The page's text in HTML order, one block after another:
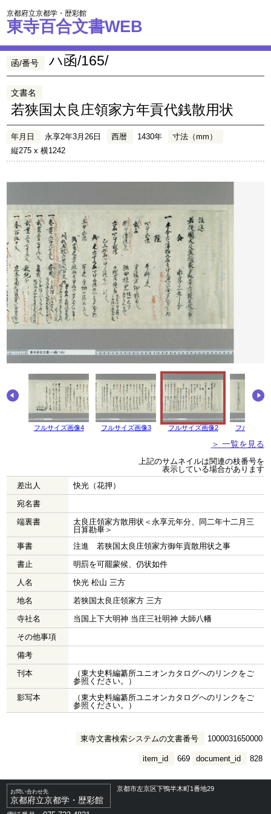
京都府立京都学・歴彩館
東寺百合文書WEB
函/番号 ハ函/165/
文書名
若狭国太良庄領家方年貢代銭散用状
年月日 永享2年3月26日 西暦 1430年
寸法（mm）
縦275 x 横1242
フルサイズ画像4 フルサイズ画像3 フルサイズ画像2 フルサイズ
＞ 一覧を見る
上記のサムネイルは関連の枝番号を
表示している場合があります
差出人
快光（花押）
宛名書
端裏書
太良庄領家方散用状＜永享元年分、同二年十二月三
日算勘畢＞
事書
注進 若狭国太良庄領家方御年貢散用状之事
書止
明罰を可罷蒙候、仍状如件
人名
快光 松山 三方
地名
若狭国太良庄領家方 三方
寺社名
当国上下大明神 当庄三社明神 大師八幡
その他事項
備考
刊本
（東大史料編纂所ユニオンカタログへのリンクをご
参照ください。）
影写本
（東大史料編纂所ユニオンカタログへのリンクをご
参照ください。）
東寺文書検索システムの文書番号 1000031650000
document_id 828
item_id 669
お問い合わせ先
京都府立京都学・歴彩館
京都市左京区下鴨半木町1番地29